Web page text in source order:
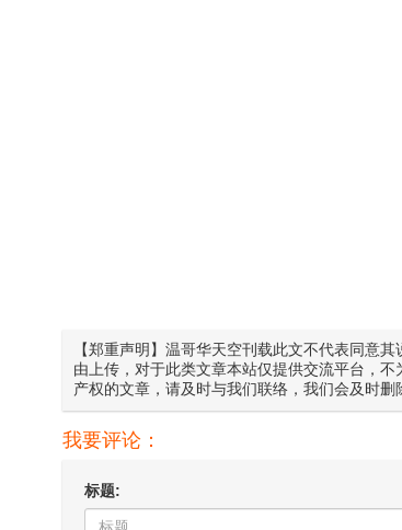
【郑重声明】温哥华天空刊载此文不代表同意
由上传，对于此类文章本站仅提供交流平台，
产权的文章，请及时与我们联络，我们会及时删
我要评论：
标题: